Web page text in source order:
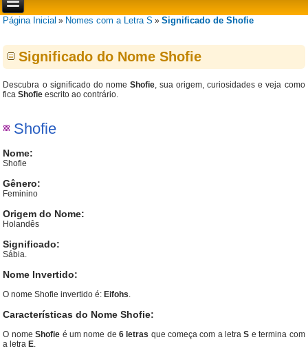
Página Inicial » Nomes com a Letra S »Significado de Shofie
Significado do Nome Shofie
Descubra o significado do nome Shofie, sua origem, curiosidades e veja como
ficaShofie escrito ao contrário.
Shofie
Nome:
Shofie
Gênero:
Feminino
Origem do Nome:
Holandês
Significado:
Sábia.
Nome Invertido:
O nome Shofie invertido é: Eifohs.
Características do Nome Shofie:
O nomeShofie é um nome de 6 letras que começa com a letraS e termina com
a letra E.